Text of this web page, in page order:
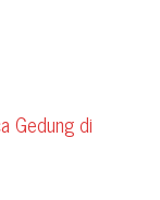
Gedung di